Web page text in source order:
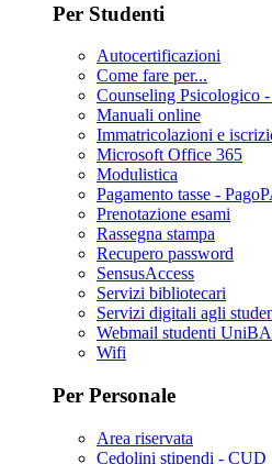
Per Studenti
Autocertificazioni
Come fare per...
Counseling Psicologico
Manuali online
Immatricolazioni e
Microsoft Office 365
Modulistica
Pagamento tasse -
Prenotazione esami
Rassegna stampa
Recupero password
SensusAccess
Servizi bibliotecari
Servizi digitali agli
Webmail studenti UniBA
Wifi
Per Personale
Area riservata
Cedolini stipendi - CUD